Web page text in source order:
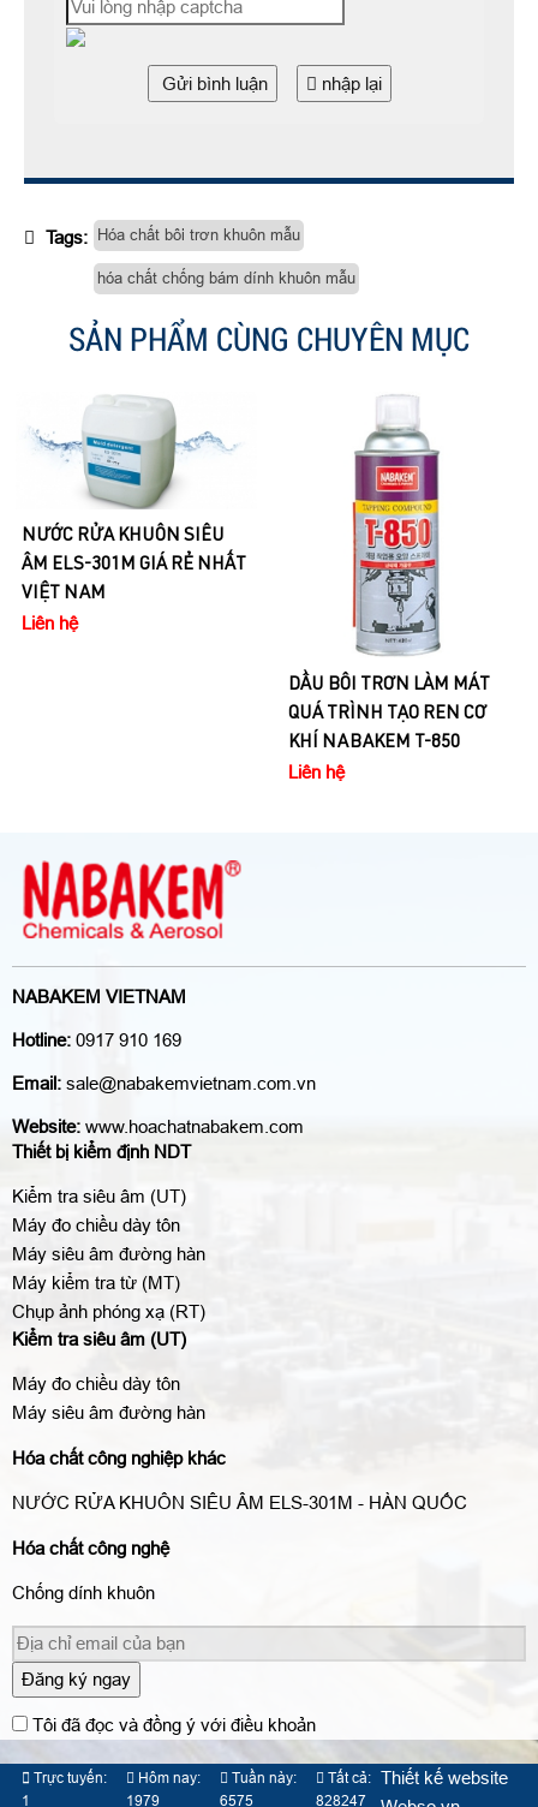
Gửi bình luận nhập lại
Tags: Hóa chất bôi trơn khuôn mẫu
hóa chất chống bám dính khuôn mẫu
SẢN PHẨM CÙNG CHUYÊN MỤC
DUNG MÔI TẨY GỈ SÉT VÀ
BÔI TRƠN KIM LOẠI
SELLEYS RP7
Liên hệ
NABAKEM VIETNAM
Hotline: 0917 910 169
Email: sale@nabakemvietnam.com.vn
Website: www.hoachatnabakem.com
Thiết bị kiểm định NDT
Kiểm tra siêu âm (UT)
Máy đo chiều dày tôn
Máy siêu âm đường hàn
Máy kiểm tra từ (MT)
Chụp ảnh phóng xạ (RT)
Kiểm tra siêu âm (UT)
Máy đo chiều dày tôn
Máy siêu âm đường hàn
Hóa chất công nghiệp khác
NƯỚC RỬA KHUÔN SIÊU ÂM ELS-301M - HÀN QUỐC
Hóa chất công nghệ
Chống dính khuôn
Đăng ký ngay
Tôi đã đọc và đồng ý với điều khoản
Trực tuyến:
1
Hôm nay:
1979
Tuần này:
6575
Tất cả:
828247
Thiết kế website